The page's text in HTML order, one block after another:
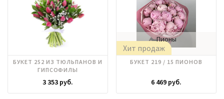
БУКЕТ 252 ИЗ ТЮЛЬПАНОВ И
ГИПСОФИЛЫ
3 353 руб.
Пионы
Хит продаж
БУКЕТ 219 / 15 ПИОНОВ
6 469 руб.